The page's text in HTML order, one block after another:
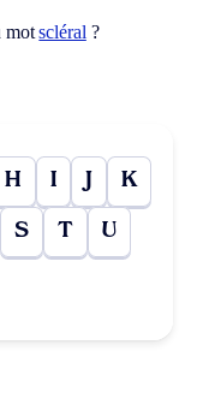
motscléral ?
H I J K
S T U